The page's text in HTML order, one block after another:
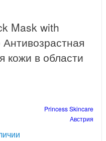
Mask with
кожи в области
Princess Skincare
Австрия